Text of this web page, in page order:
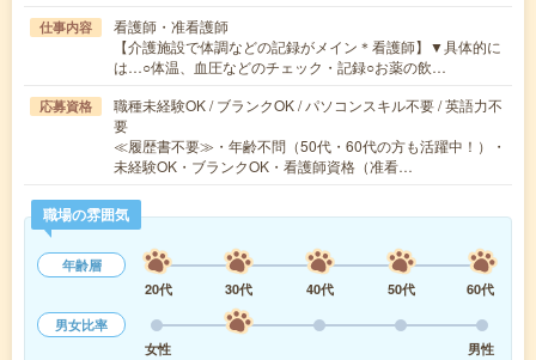
仕事内容
看護師・准看護師
【介護施設で体調などの記録がメイン＊看護師】▼具体的に
は…○体温、血圧などのチェック・記録○お薬の飲…
応募資格
職種未経験OK / ブランクOK / パソコンスキル不要 / 英語力不
要
≪履歴書不要≫・年齢不問（50代・60代の方も活躍中！）・
未経験OK・ブランクOK・看護師資格（准看…
職場の雰囲気
年齢層
20代
30代 40代 50代
60代
男女比率
女性
男性